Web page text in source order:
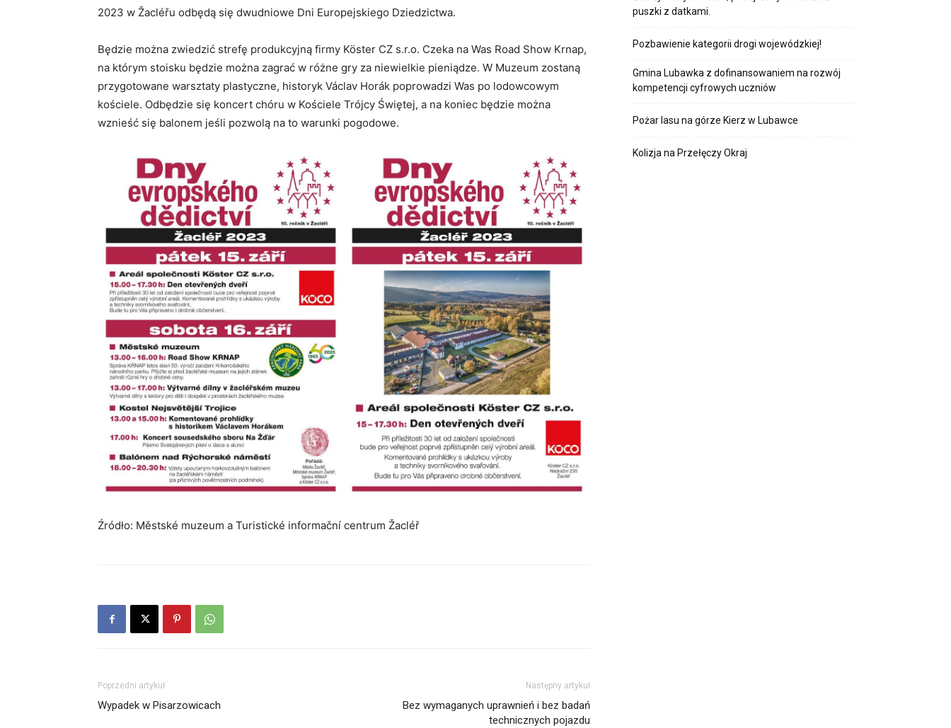
2023 w Žacléřu odbędą się dwudniowe Dni Europejskiego Dziedzictwa.
Będzie można zwiedzić strefę produkcyjną firmy Köster CZ s.r.o. Czeka na Was Road Show Krnap,
na którym stoisku będzie można zagrać w różne gry za niewielkie pieniądze. W Muzeum zostaną
przygotowane warsztaty plastyczne, historyk Václav Horák poprowadzi Was po lodowcowym
kościele. Odbędzie się koncert chóru w Kościele Trójcy Świętej, a na koniec będzie można
wznieść się balonem jeśli pozwolą na to warunki pogodowe.
Źródło: Městské muzeum a Turistické informační centrum Žacléř
Poprzedni artykuł
Wypadek w Pisarzowicach
Następny artykuł
Bez wymaganych uprawnień i bez badań
technicznych pojazdu
puszki z datkami.
Pozbawienie kategorii drogi wojewódzkiej!
Gmina Lubawka z dofinansowaniem na rozwój
kompetencji cyfrowych uczniów
Pożar lasu na górze Kierz w Lubawce
Kolizja na Przełęczy Okraj